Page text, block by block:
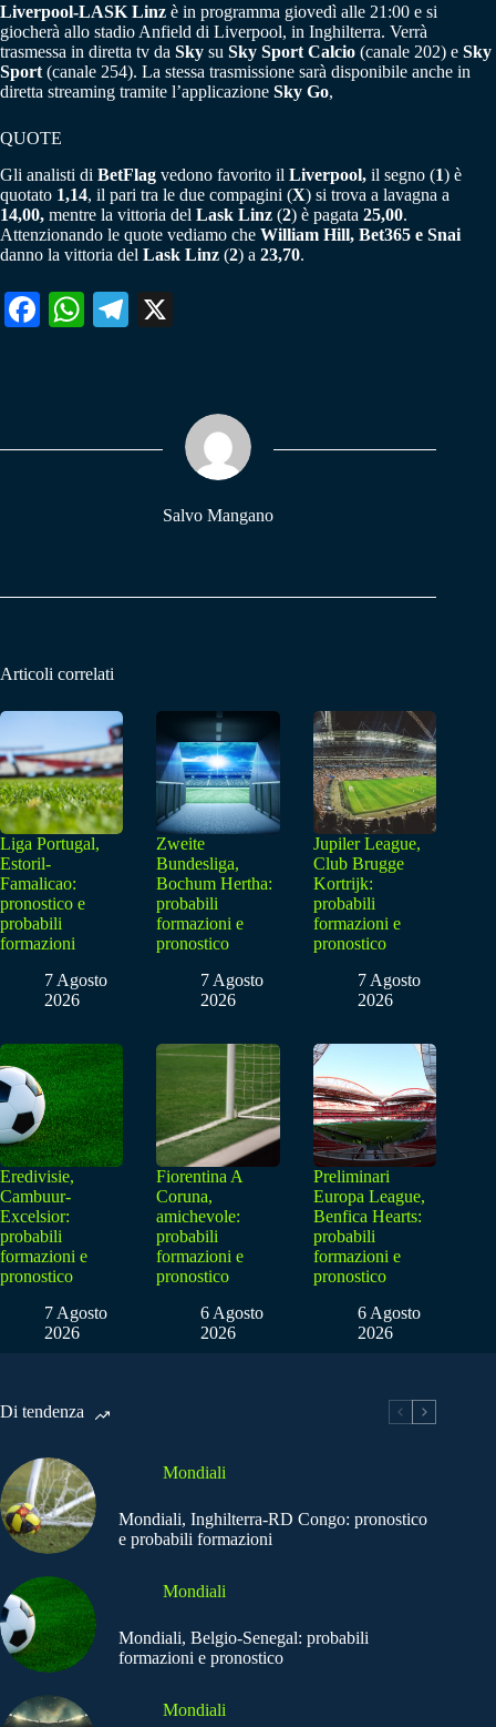
Liverpool-LASK Linz è in programma giovedì alle 21:00 e si
giocherà allo stadio Anfield di Liverpool, in Inghilterra. Verrà
trasmessa in diretta tv da Sky su Sky Sport Calcio (canale 202) e Sky
Sport (canale 254). La stessa trasmissione sarà disponibile anche in
diretta streaming tramite l’applicazione Sky Go,
QUOTE
Gli analisti di BetFlag vedono favorito il Liverpool, il segno (1) è
quotato 1,14, il pari tra le due compagini (X) si trova a lavagna a
14,00, mentre la vittoria del Lask Linz (2) è pagata 25,00.
Attenzionando le quote vediamo che William Hill, Bet365 e Snai
danno la vittoria del Lask Linz (2) a 23,70.
Fa W
pp
Te
m
Salvo Mangano
Articoli correlati
Liga Portugal,
Estoril-
Famalicao:
pronostico e
probabili
formazioni
7 Agosto
2026
Zweite
Bundesliga,
Bochum Hertha:
probabili
formazioni e
pronostico
7 Agosto
2026
Jupiler League,
Club Brugge
Kortrijk:
probabili
formazioni e
pronostico
7 Agosto
2026
Eredivisie,
Cambuur-
Excelsior:
probabili
formazioni e
pronostico
7 Agosto
2026
Fiorentina A
Coruna,
amichevole:
probabili
formazioni e
pronostico
6 Agosto
2026
Preliminari
Europa League,
Benfica Hearts:
probabili
formazioni e
pronostico
6 Agosto
2026
Di tendenza
Mondiali
Mondiali, Inghilterra-RD Congo: pronostico
e probabili formazioni
Mondiali
Mondiali, Belgio-Senegal: probabili
formazioni e pronostico
Mondiali